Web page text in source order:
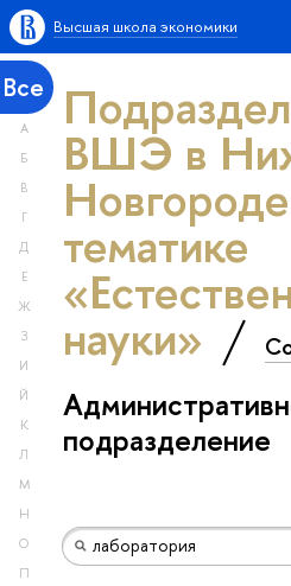
Высшая школа экономики
Все
А
Б
В
Г
Д
Е
Ж
З
И
Й
К
Л
М
Н
О
П
ВШЭ в
тематике
науки»
подразделение